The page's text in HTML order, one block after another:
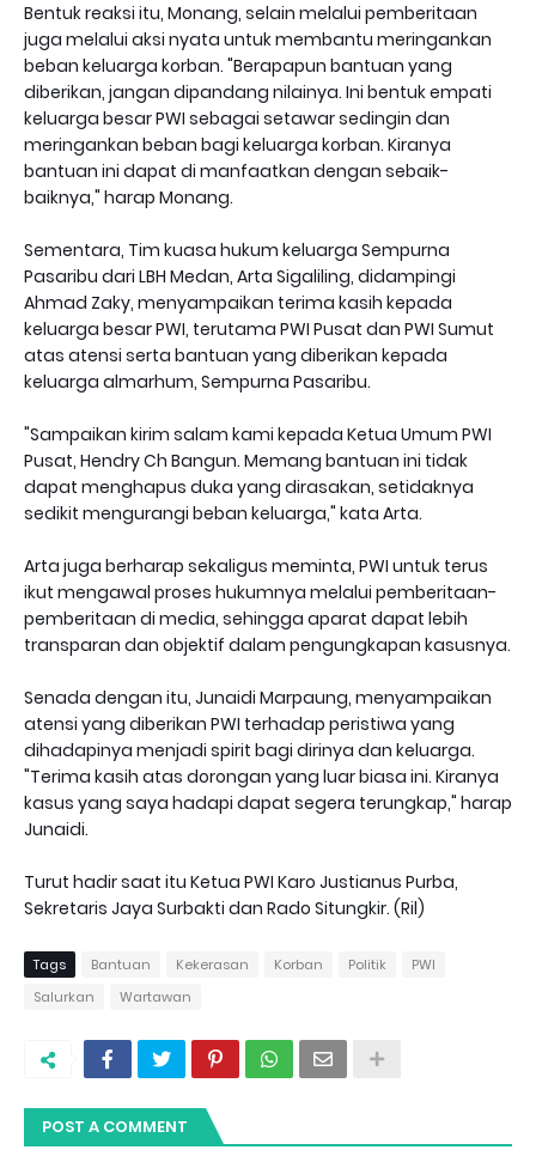
Bentuk reaksi itu, Monang, selain melalui pemberitaan
juga melalui aksi nyata untuk membantu meringankan
beban keluarga korban. "Berapapun bantuan yang
diberikan, jangan dipandang nilainya. Ini bentuk empati
keluarga besar PWI sebagai setawar sedingin dan
meringankan beban bagi keluarga korban. Kiranya
bantuan ini dapat di manfaatkan dengan sebaik-
baiknya," harap Monang.
Sementara, Tim kuasa hukum keluarga Sempurna
Pasaribu dari LBH Medan, Arta Sigaliling, didampingi
Ahmad Zaky, menyampaikan terima kasih kepada
keluarga besar PWI, terutama PWI Pusat dan PWI Sumut
atas atensi serta bantuan yang diberikan kepada
keluarga almarhum, Sempurna Pasaribu.
"Sampaikan kirim salam kami kepada Ketua Umum PWI
Pusat, Hendry Ch Bangun. Memang bantuan ini tidak
dapat menghapus duka yang dirasakan, setidaknya
sedikit mengurangi beban keluarga," kata Arta.
Arta juga berharap sekaligus meminta, PWI untuk terus
ikut mengawal proses hukumnya melalui pemberitaan-
pemberitaan di media, sehingga aparat dapat lebih
transparan dan objektif dalam pengungkapan kasusnya.
Senada dengan itu, Junaidi Marpaung, menyampaikan
atensi yang diberikan PWI terhadap peristiwa yang
dihadapinya menjadi spirit bagi dirinya dan keluarga.
"Terima kasih atas dorongan yang luar biasa ini. Kiranya
kasus yang saya hadapi dapat segera terungkap," harap
Junaidi.
Turut hadir saat itu Ketua PWI Karo Justianus Purba,
Sekretaris Jaya Surbakti dan Rado Situngkir. (Ril)
Tags Bantuan Kekerasan Korban Politik
PWI
Salurkan
Wartawan
POST A COMMENT